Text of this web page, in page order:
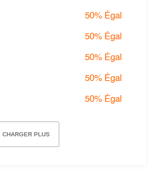
50% Égal
50% Égal
50% Égal
50% Égal
50% Égal
CHARGER PLUS